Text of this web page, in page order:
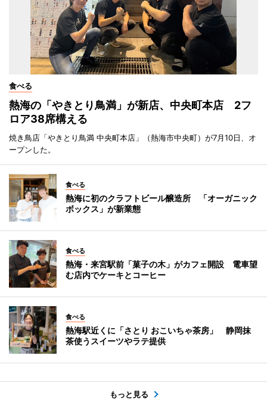
食べる
熱海の「やきとり鳥満」が新店、中央町本店 2フ
ロア38席構える
焼き鳥店「やきとり鳥満 中央町本店」（熱海市中央町）が7月10日、オ
ープンした。
食べる
熱海に初のクラフトビール醸造所 「オーガニック
ボックス」が新業態
食べる
熱海・来宮駅前「菓子の木」がカフェ開設 電車望
む店内でケーキとコーヒー
食べる
熱海駅近くに「さとり おこいちゃ茶房」 静岡抹
茶使うスイーツやラテ提供
もっと見る